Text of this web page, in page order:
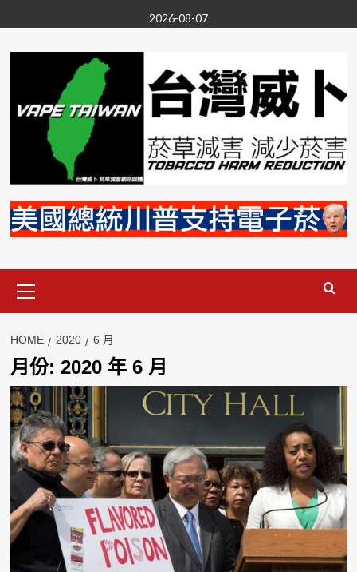
to
content
2026-08-07
Menu
HOME 2020 6 月
月份: 2020 年 6 月